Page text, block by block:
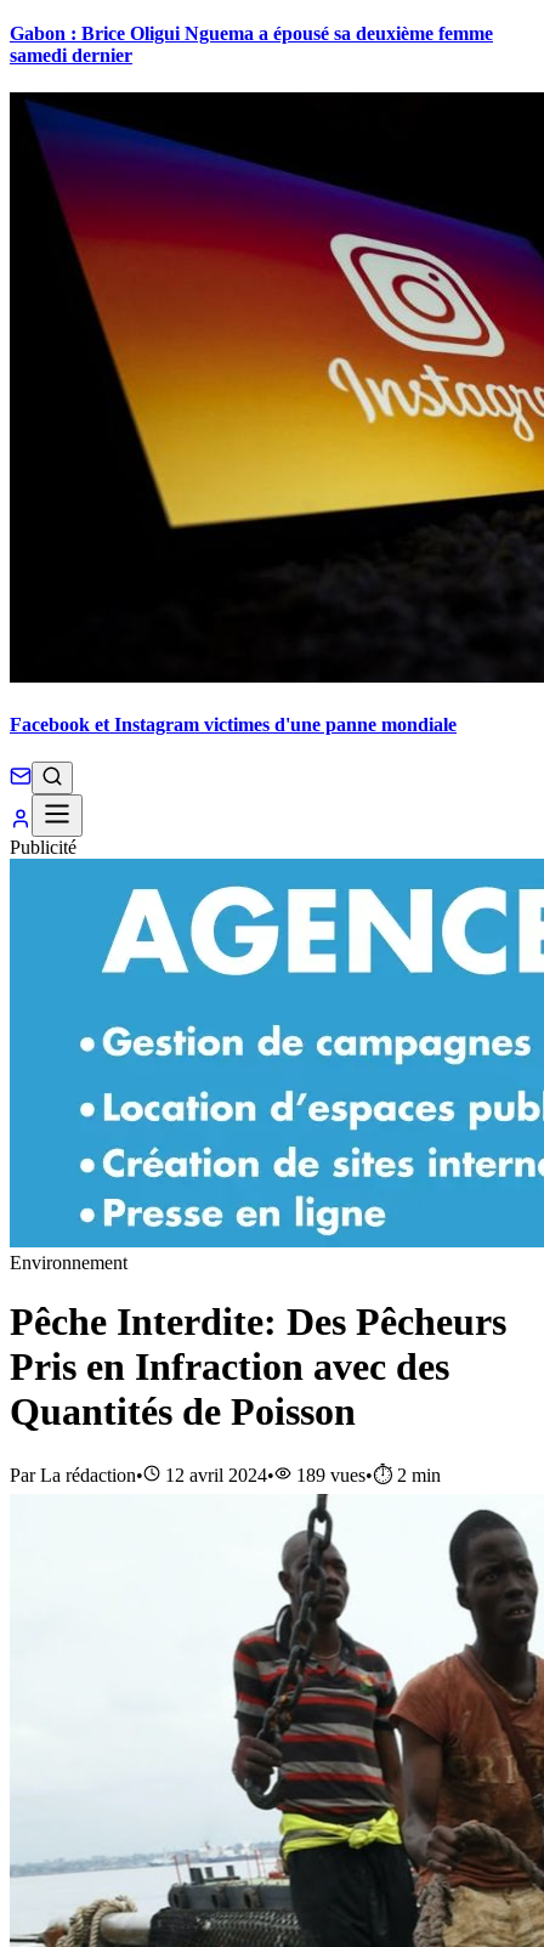
Gabon : Brice Oligui Nguema a épousé sa deuxième femme
samedi dernier
Facebook et Instagram victimes d'une panne mondiale
Publicité
Environnement
Pêche Interdite: Des Pêcheurs
Pris en Infraction avec des
Quantités de Poisson
ParLa rédaction• 12 avril 2024• 189 vues•⏱️ 2 min